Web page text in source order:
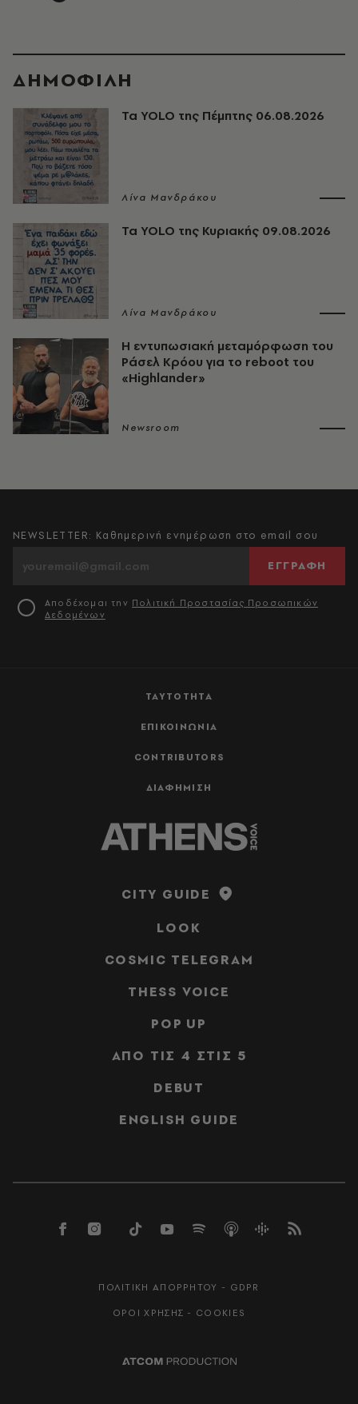
ΔΗΜΟΦΙΛΗ
Τα YOLO της Πέμπτης 06.08.2026
Λίνα Μανδράκου
Τα YOLO της Κυριακής 09.08.2026
Λίνα Μανδράκου
Η εντυπωσιακή μεταμόρφωση του
Ράσελ Κρόου για το reboot του
«Highlander»
Newsroom
ΤΑΥΤΟΤΗΤΑ
ΕΠΙΚΟΙΝΩΝΙΑ
CONTRIBUTORS
ΔΙΑΦΗΜΙΣΗ
NEWSLETTER: Καθημερινή ενημέρωση στο email σου
ΕΓΓΡΑΦΗ
Αποδέχομαι την Πολιτική Προστασίας Προσωπικών
Δεδομένων
CITY GUIDE
LOOK
COSMIC TELEGRAM
THESS VOICE
POP UP
ΑΠΟ ΤΙΣ 4 ΣΤΙΣ 5
DEBUT
ENGLISH GUIDE
ΠΟΛΙΤΙΚΗ ΑΠΟΡΡΗΤΟΥ - GDPR
ΟΡΟΙ ΧΡΗΣΗΣ - COOKIES